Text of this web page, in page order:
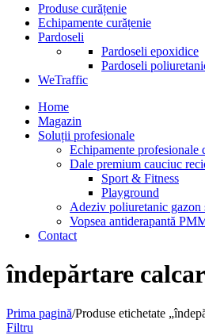
Produse curățenie
Echipamente curățenie
Pardoseli
Pardoseli epoxidice
Pardoseli
WeTraffic
Home
Magazin
Soluții profesionale
Echipamente profesionale
Dale premium cauciuc
Sport & Fitness
Playground
Adeziv poliuretanic gazon
Vopsea antiderapantă
Contact
îndepărtare
Prima pagină/Produse etichetate
Filtru